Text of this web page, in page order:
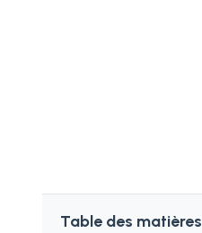
Table des matières